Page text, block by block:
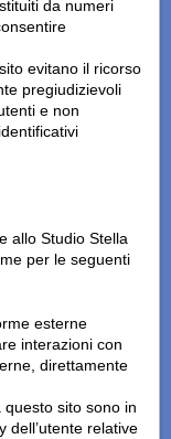
da numeri
evitano il ricorso
pregiudizievoli
e non
allo Studio Stella
per le seguenti
esterne
interazioni con
direttamente
sito sono in
dell’utente relative